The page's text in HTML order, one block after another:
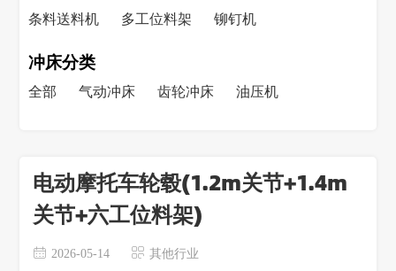
条料送料机
多工位料架 铆钉机
冲床分类
全部 气动冲床 齿轮冲床 油压机
电动摩托车轮毂(1.2m关节+1.4m
关节+六工位料架)
2026-05-14 其他行业